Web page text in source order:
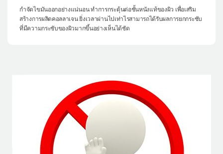
กำจัดไขมันออกอย่างแน่นอน ทำการกระตุ้นต่อชั้นหนังแท้ของผิว เพื่อเสริม
สร้างการผลิตคอลลาเจน ยิ่งเวลาผ่านไปเท่าไรสามารถได้รับผลการยกกระชับ
ที่มีความกระชับของผิวมากขึ้นอย่างเห็นได้ชัด